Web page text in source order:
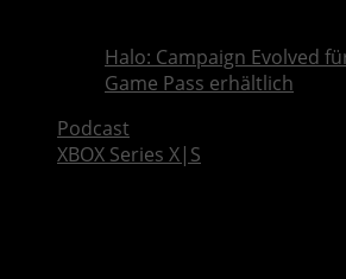
Halo: Campaign Evolved
Game Pass erhältlich
Podcast
XBOX Series X|S